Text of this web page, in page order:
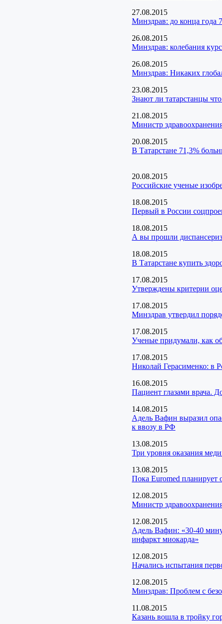
27.08.2015
Минздрав: до конца года
26.08.2015
Минздрав: колебания
26.08.2015
Минздрав: Никаких
23.08.2015
Знают ли татарстанцы
21.08.2015
Министр
20.08.2015
В Татарстане 71,3%
20.08.2015
Российские ученые
18.08.2015
Первый в России
18.08.2015
А вы прошли
18.08.2015
В Татарстане купить
17.08.2015
Утверждены критерии
17.08.2015
Минздрав утвердил
17.08.2015
Ученые придумали, как
17.08.2015
Николай Герасименко: в
16.08.2015
Пациент глазами врача.
14.08.2015
Адель Вафин выразил
к ввозу в РФ
13.08.2015
Три уровня оказания
13.08.2015
Пока Euromed планирует
12.08.2015
Министр
12.08.2015
Адель Вафин: «30-40
инфаркт миокарда»
12.08.2015
Начались испытания
12.08.2015
Минздрав: Проблем с
11.08.2015
Казань вошла в тройку